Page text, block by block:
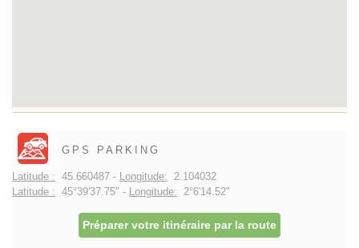
GPS PARKING
Latitude : 45.660487 - Longitude: 2.104032
Latitude : 45°39'37.75" - Longitude: 2°6'14.52"
Préparer votre itinéraire par la route